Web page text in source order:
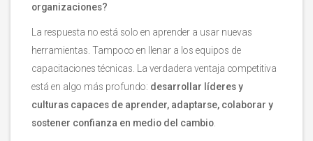
organizaciones?
La respuesta no está solo en aprender a usar nuevas
herramientas. Tampoco en llenar a los equipos de
capacitaciones técnicas. La verdadera ventaja competitiva
está en algo más profundo: desarrollar líderes y
culturas capaces de aprender, adaptarse, colaborar y
sostener confianza en medio del cambio